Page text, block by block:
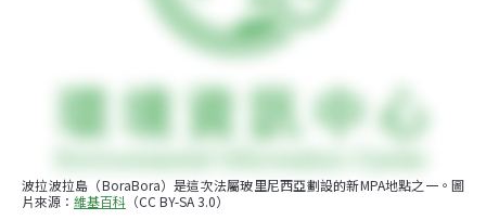
波拉波拉島（BoraBora）是這次法屬玻里尼西亞劃設的新MPA地點之一。圖
片來源： 維基百科 （CC BY-SA 3.0）